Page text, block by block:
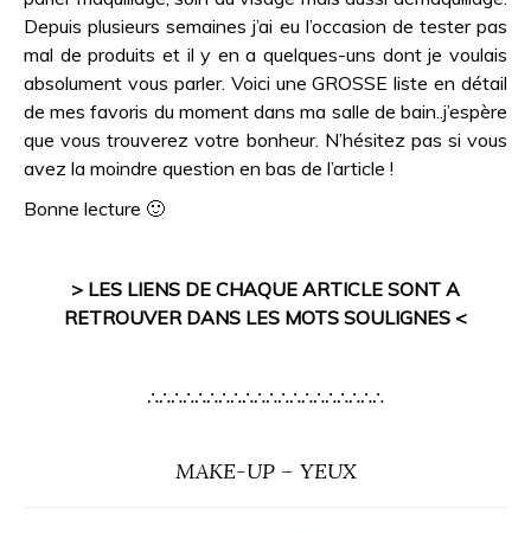
Depuis plusieurs semaines j’ai eu l’occasion de tester pas
mal de produits et il y en a quelques-uns dont je voulais
absolument vous parler. Voici une GROSSE liste en détail
de mes favoris du moment dans ma salle de bain..j’espère
que vous trouverez votre bonheur. N’hésitez pas si vous
avez la moindre question en bas de l’article !
Bonne lecture 🙂
> LES LIENS DE CHAQUE ARTICLE SONT A
RETROUVER DANS LES MOTS SOULIGNES <
∴∴∴∴∴∴∴∴∴∴∴∴∴∴∴∴∴∴∴∴
MAKE-UP – YEUX